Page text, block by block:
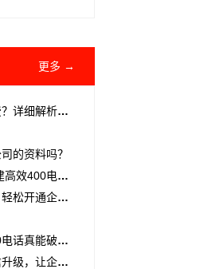
更多 →
企业400电话接听是否收费？详细解析通话费用规则与运营商差异
的资料吗？
解锁企业服务新境界：构建高效400电话呼叫中心系统的艺术
400电话申请办理全攻略，轻松开通企业客服热线
许昌企业坐席不规范，400电话真能破局？
400电话轻松实现业务通信升级，让企业通信更高效、更专业